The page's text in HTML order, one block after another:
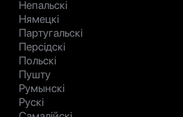
Непальскі
Нямецкі
Партугальскі
Персідскі
Польскі
Пушту
Румынскі
Рускі